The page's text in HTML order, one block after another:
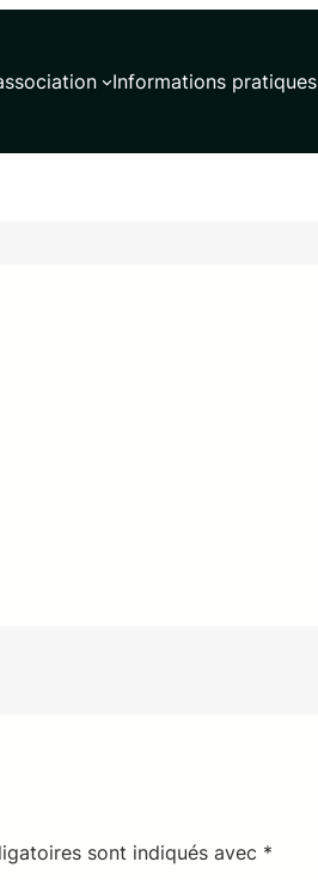
Informations pratiques
sont indiqués avec *